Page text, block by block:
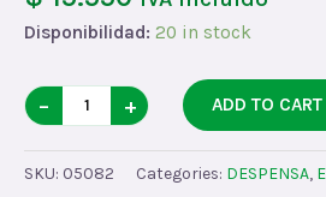
Disponibilidad: 20 in stock
ATUN
ZENU
ACE
OLIVA
− + ADD TO CART
SKU: 05082 Categories: DESPENSA,